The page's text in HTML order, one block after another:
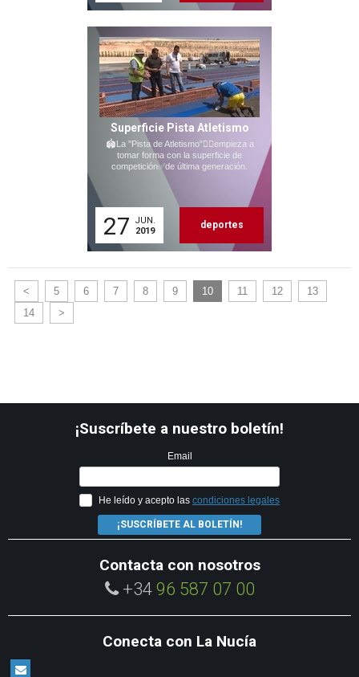
Superficie Pista Atletismo
🏟La "Pista de Atletismo"🏃‍♂empieza a
tomar forma con la superficie de
competición✅de última generación.
27
JUN.
2019
deportes
< 5 6 7 8 9 10 11 12
13
14
>
¡Suscríbete a nuestro boletín!
Email
He leído y acepto las condiciones legales
¡SUSCRÍBETE AL BOLETÍN!
Contacta con nosotros
+34 96 587 07 00
Conecta con La Nucía